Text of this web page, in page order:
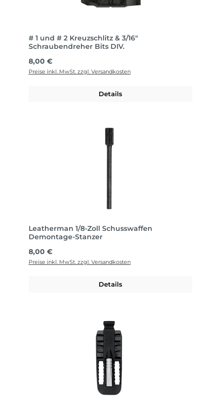
# 1 und # 2 Kreuzschlitz & 3/16"
Schraubendreher Bits DIV.
Regulärer Preis:
8,00 €
Preise inkl. MwSt. zzgl. Versandkosten
Details
Leatherman 1/8-Zoll Schusswaffen
Demontage-Stanzer
Regulärer Preis:
8,00 €
Preise inkl. MwSt. zzgl. Versandkosten
Details